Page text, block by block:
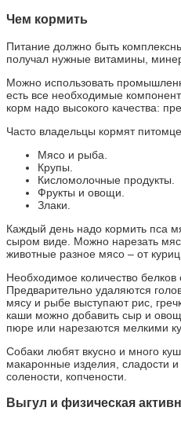
Чем кормить
Питание должно быть
получал нужные витамины,
Можно использовать
есть все необходимые
корм надо высокого качества:
Часто владельцы кормят
Мясо и рыба.
Крупы.
Кисломолочные продукты.
Фрукты и овощи.
Злаки.
Каждый день надо кормить пса
сыром виде. Можно нарезать
животные разное мясо – от
Необходимое количество
Предварительно удаляются
мясу и рыбе выступают рис,
каши можно добавить сыр и
пюре или нарезаются мелкими
Собаки любят вкусно и много
макаронные изделия, сладости и
солености, копчености.
Выгул и физическая